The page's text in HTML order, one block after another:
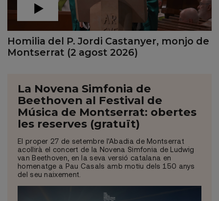
Homilia del P. Jordi Castanyer, monjo de
Montserrat (2 agost 2026)
La Novena Simfonia de
Beethoven al Festival de
Música de Montserrat: obertes
les reserves (gratuït)
El proper 27 de setembre l'Abadia de Montserrat
acollirà el concert de la Novena Simfonia de Ludwig
van Beethoven, en la seva versió catalana en
homenatge a Pau Casals amb motiu dels 150 anys
del seu naixement.